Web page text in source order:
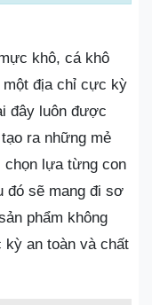
khô, cá khô
một địa chỉ cực kỳ
đây luôn được
ra những mẻ
chọn lựa từng con
đó sẽ mang đi sơ
phẩm không
an toàn và chất